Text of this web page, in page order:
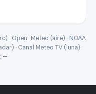
· Open-Meteo (aire) · NOAA
· Canal Meteo TV (luna).
—